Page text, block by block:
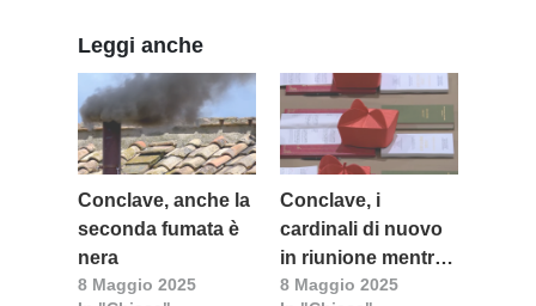
Leggi anche
Conclave, anche la
seconda fumata è
nera
8 Maggio 2025
Conclave, i
cardinali di nuovo
in riunione mentre
il mondo attende
8 Maggio 2025